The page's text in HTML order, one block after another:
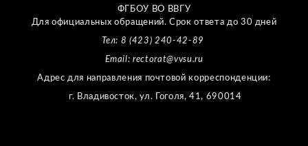
ФГБОУ ВО ВВГУ
Для официальных обращений. Срок ответа до 30 дней
Тел: 8 (423) 240-42-89
Email: rectorat@vvsu.ru
Адрес для направления почтовой корреспонденции:
г. Владивосток, ул. Гоголя, 41, 690014